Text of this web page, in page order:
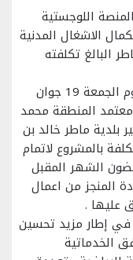
اللوجستية
الاشغال المدنية
البالغ تكلفته
وبين خلال زيارة عمل غير معلنة اداها اليوم الجمعة 19 جوان
معتمد المنطقة محمد
بلدية ماطر خالد بن
بالمشروع لاتمام
الشهر المقبل
جودة المنجز من اعمال
عليها .
في إطار مزيد تحسين
الخدماتية